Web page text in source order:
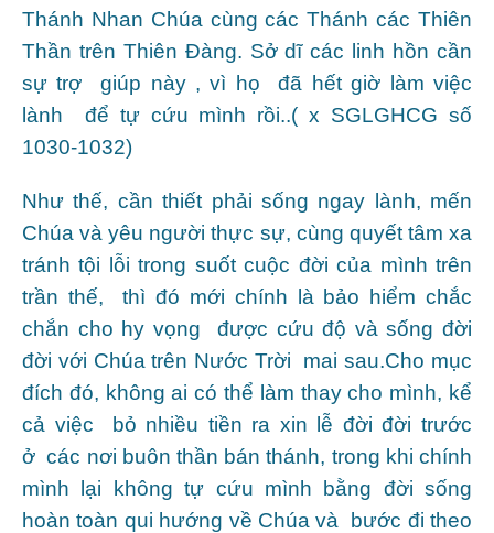
Thánh Nhan Chúa cùng các Thánh các Thiên
Thần trên Thiên Đàng. Sở dĩ các linh hồn cần
sự trợ giúp này , vì họ đã hết giờ làm việc
lành để tự cứu mình rồi..( x SGLGHCG số
1030-1032)
Như thế, cần thiết phải sống ngay lành, mến
Chúa và yêu người thực sự, cùng quyết tâm xa
tránh tội lỗi trong suốt cuộc đời của mình trên
trần thế, thì đó mới chính là bảo hiểm chắc
chắn cho hy vọng được cứu độ và sống đời
đời với Chúa trên Nước Trời mai sau.Cho mục
đích đó, không ai có thể làm thay cho mình, kể
cả việc bỏ nhiều tiền ra xin lễ đời đời trước
ở các nơi buôn thần bán thánh, trong khi chính
mình lại không tự cứu mình bằng đời sống
hoàn toàn qui hướng về Chúa và bước đi theo